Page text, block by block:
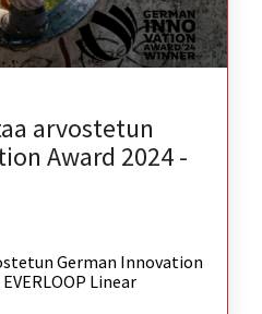
arvostetun
Award 2024 -
German Innovation
Linear